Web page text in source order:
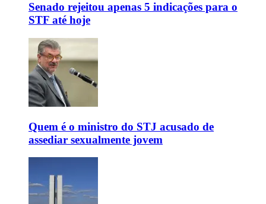
Senado rejeitou apenas 5 indicações para o
STF até hoje
Quem é o ministro do STJ acusado de
assediar sexualmente jovem